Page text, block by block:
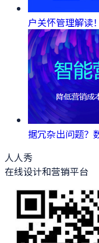
户关怀管理解读
据冗杂出问题？
人人秀
在线设计和营销平台